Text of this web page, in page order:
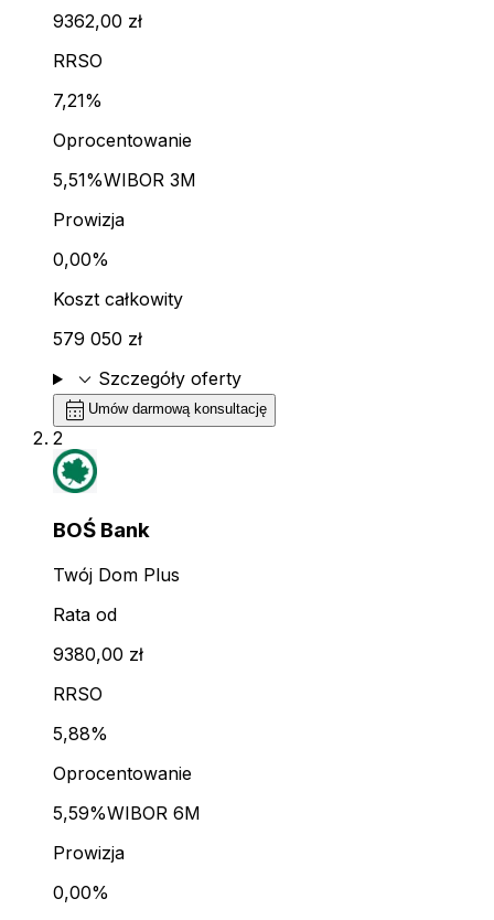
9362,00 zł
RRSO
7,21%
Oprocentowanie
5,51%WIBOR 3M
Prowizja
0,00%
Koszt całkowity
579 050 zł
expand_more Szczegóły oferty
calendar_month Umów darmową konsultację
2
BOŚ Bank
Twój Dom Plus
Rata od
9380,00 zł
RRSO
5,88%
Oprocentowanie
5,59%WIBOR 6M
Prowizja
0,00%